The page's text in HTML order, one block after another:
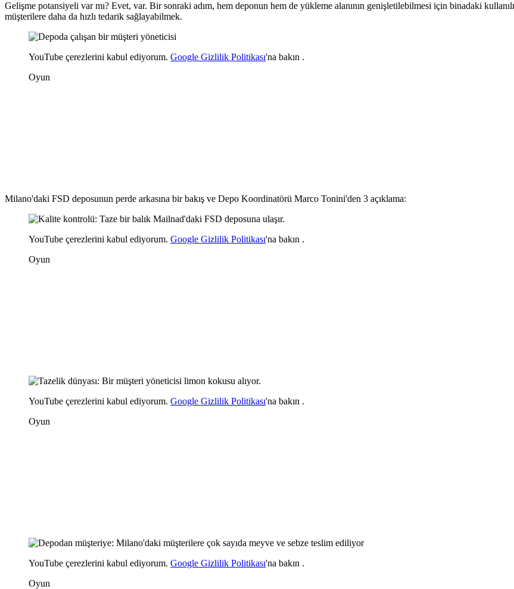
Gelişme potansiyeli var mı? Evet, var. Bir sonraki adım, hem deponun hem de yükleme alanının genişletilebilmesi için binadaki
müşterilere daha da hızlı tedarik sağlayabilmek.
YouTube çerezlerini kabul ediyorum. Google Gizlilik Politikası'na bakın .
Oyun
Milano'daki FSD deposunun perde arkasına bir bakış ve Depo Koordinatörü Marco Tonini'den 3 açıklama:
YouTube çerezlerini kabul ediyorum. Google Gizlilik Politikası'na bakın .
Oyun
YouTube çerezlerini kabul ediyorum. Google Gizlilik Politikası'na bakın .
Oyun
YouTube çerezlerini kabul ediyorum. Google Gizlilik Politikası'na bakın .
Oyun